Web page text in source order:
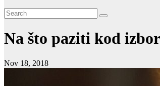
Na što paziti kod
Nov 18, 2018